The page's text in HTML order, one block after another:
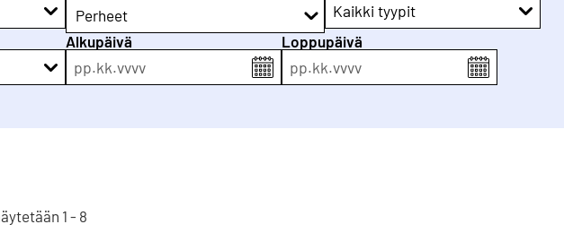
Perheet
Kaikki tyypit
Alkupäivä
pp.kk.vvvv
Loppupäivä
pp.kk.vvvv
1 - 8